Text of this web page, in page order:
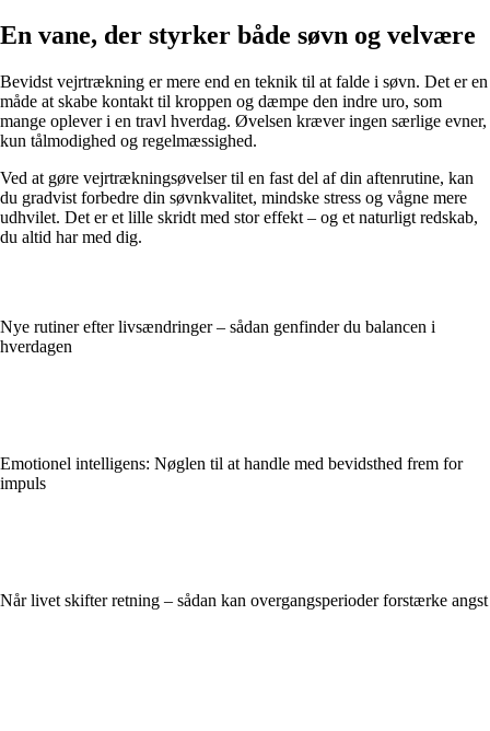
En vane, der styrker både søvn og velvære
Bevidst vejrtrækning er mere end en teknik til at falde i søvn. Det er en
måde at skabe kontakt til kroppen og dæmpe den indre uro, som
mange oplever i en travl hverdag. Øvelsen kræver ingen særlige evner,
kun tålmodighed og regelmæssighed.
Ved at gøre vejrtrækningsøvelser til en fast del af din aftenrutine, kan
du gradvist forbedre din søvnkvalitet, mindske stress og vågne mere
udhvilet. Det er et lille skridt med stor effekt – og et naturligt redskab,
du altid har med dig.
Nye rutiner efter livsændringer – sådan genfinder du balancen i
hverdagen
Emotionel intelligens: Nøglen til at handle med bevidsthed frem for
impuls
Når livet skifter retning – sådan kan overgangsperioder forstærke angst